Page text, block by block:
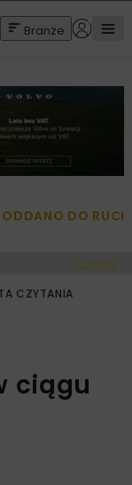
Branże
ODDANO DO
< Cofnij
CZYTANIA
ciągu